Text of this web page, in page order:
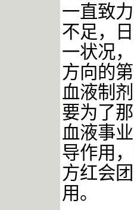
一直致
不足，
一状况，
方向的
血液制
要为了
血液事
导作用
方红会
用。